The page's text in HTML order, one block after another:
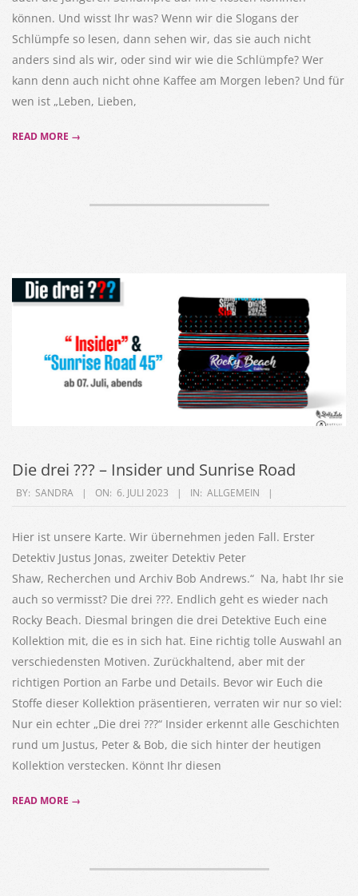
können. Und wisst Ihr was? Wenn wir die Slogans der
Schlümpfe so lesen, dann sehen wir, das sie auch nicht
anders sind als wir, oder sind wir wie die Schlümpfe? Wer
kann denn auch nicht ohne Kaffee am Morgen leben? Und für
wen ist „Leben, Lieben,
READ MORE →
Die drei ??? – Insider und Sunrise Road
2023-
06
BY: SANDRA ON: 6. JULI 2023 IN: ALLGEMEIN
Hier ist unsere Karte. Wir übernehmen jeden Fall. Erster
Detektiv Justus Jonas, zweiter Detektiv Peter
Shaw, Recherchen und Archiv Bob Andrews.“ Na, habt Ihr sie
auch so vermisst? Die drei ???. Endlich geht es wieder nach
Rocky Beach. Diesmal bringen die drei Detektive Euch eine
Kollektion mit, die es in sich hat. Eine richtig tolle Auswahl an
verschiedensten Motiven. Zurückhaltend, aber mit der
richtigen Portion an Farbe und Details. Bevor wir Euch die
Stoffe dieser Kollektion präsentieren, verraten wir nur so viel:
Nur ein echter „Die drei ???“ Insider erkennt alle Geschichten
rund um Justus, Peter & Bob, die sich hinter der heutigen
Kollektion verstecken. Könnt Ihr diesen
READ MORE →